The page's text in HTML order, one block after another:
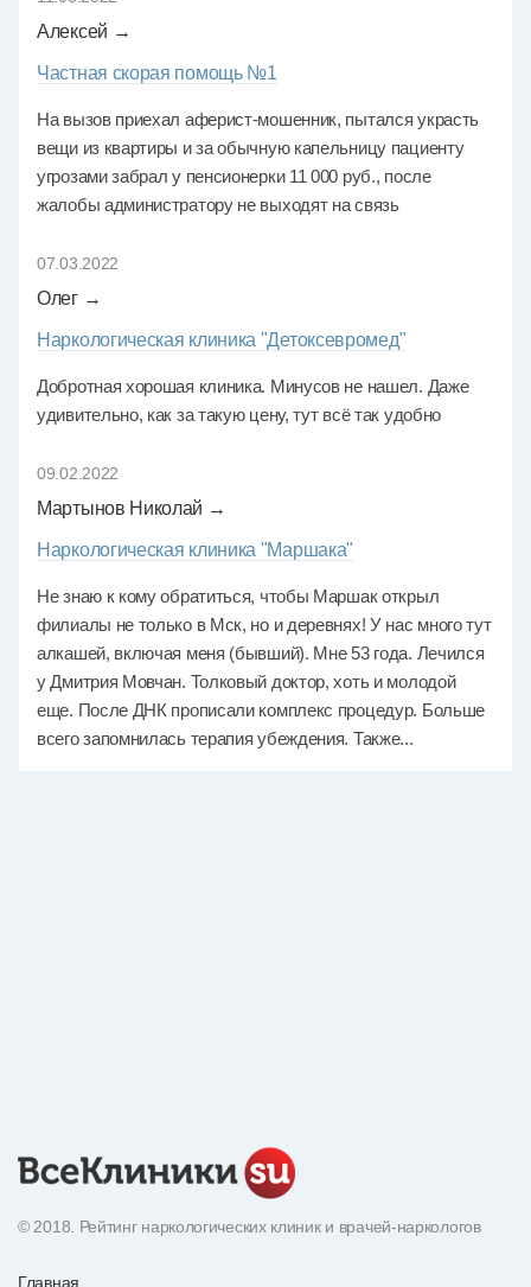
Алексей →
Частная скорая помощь №1
На вызов приехал аферист-мошенник, пытался украсть
вещи из квартиры и за обычную капельницу пациенту
угрозами забрал у пенсионерки 11 000 руб., после
жалобы администратору не выходят на связь
07.03.2022
Олег →
Наркологическая клиника "Детоксевромед"
Добротная хорошая клиника. Минусов не нашел. Даже
удивительно, как за такую цену, тут всё так удобно
09.02.2022
Мартынов Николай →
Наркологическая клиника "Маршака"
Не знаю к кому обратиться, чтобы Маршак открыл
филиалы не только в Мск, но и деревнях! У нас много тут
алкашей, включая меня (бывший). Мне 53 года. Лечился
у Дмитрия Мовчан. Толковый доктор, хоть и молодой
еще. После ДНК прописали комплекс процедур. Больше
всего запомнилась терапия убеждения. Также...
© 2018. Рейтинг наркологических клиник и врачей-наркологов
Главная